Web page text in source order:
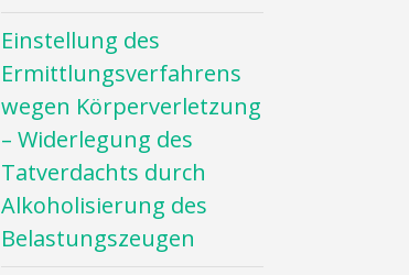
Einstellung des
Ermittlungsverfahrens
wegen Körperverletzung
– Widerlegung des
Tatverdachts durch
Alkoholisierung des
Belastungszeugen